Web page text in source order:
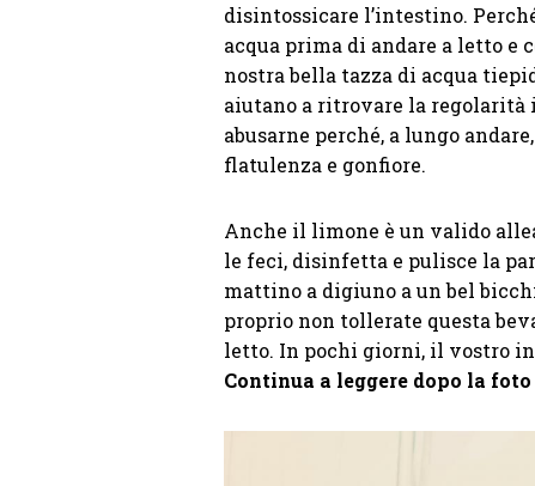
disintossicare l’intestino.
acqua prima di andare a letto e
nostra bella tazza di acqua
aiutano a ritrovare la regolarità
abusarne perché, a lungo
flatulenza e gonfiore.
Anche il limone è un valido
le feci, disinfetta e pulisce la
mattino a digiuno a un bel
proprio non tollerate questa
letto. In pochi giorni, il vostro
Continua a leggere dopo la foto